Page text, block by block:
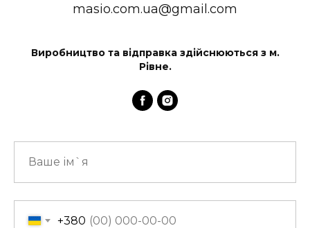
masio.com.ua@gmail.com
Виробництво та відправка здійснюються з м.
Рівне.
+380